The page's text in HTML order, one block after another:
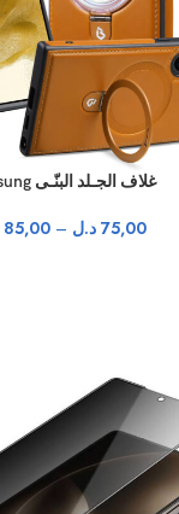
غلاف الجـلد البنّـى Samsung
75,00 د.ل –
85,00